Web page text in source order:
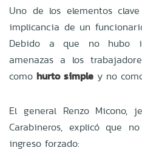
Uno de los elementos
implicancia de un
Debido a que no hubo
amenazas a los
como hurto simple y no
El general Renzo Micono,
Carabineros, explicó que
ingreso forzado: